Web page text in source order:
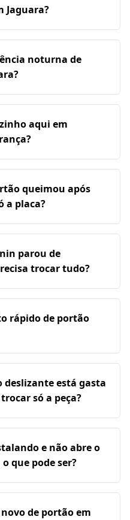
Jaguara?
noturna de
aqui em
queimou após
a placa?
parou de
trocar tudo?
rápido de portão
está gasta
só a peça?
e não abre o
que pode ser?
de portão em